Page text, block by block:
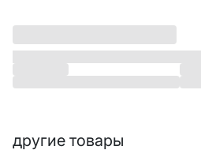
другие товары